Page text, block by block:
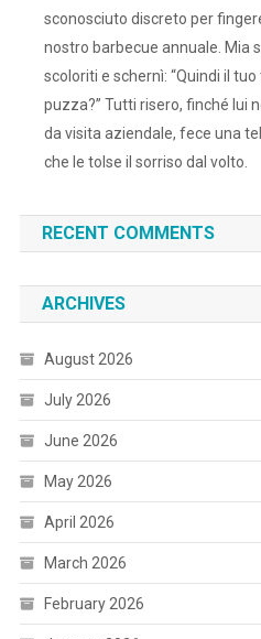
sconosciuto discreto per
nostro barbecue annuale. Mia
scoloriti e schernì: “Quindi il
puzza?” Tutti risero, finché lui
da visita aziendale, fece una
che le tolse il sorriso dal volto.
RECENT COMMENTS
ARCHIVES
August 2026
July 2026
June 2026
May 2026
April 2026
March 2026
February 2026